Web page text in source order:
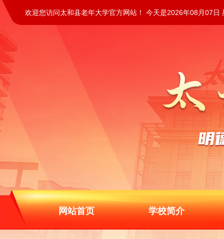
欢迎您访问太和县老年大学官方网站！ 今天是2026年08月07日
网站首页 学校简介